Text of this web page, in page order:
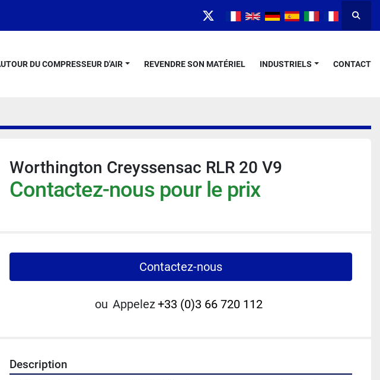
twitter
AUTOUR DU COMPRESSEUR D'AIR REVENDRE SON MATÉRIEL INDUSTRIELS CONTACT
Worthington Creyssensac RLR 20 V9
Contactez-nous pour le prix
Contactez-nous
ou Appelez+33 (0)3 66 720 112
Description